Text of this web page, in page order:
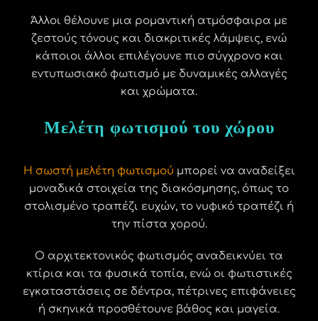
Άλλοι θέλουνε μια ρομαντική ατμόσφαιρα με
ζεστούς τόνους και διακριτικές λάμψεις, ενώ
κάποιοι άλλοι επιλέγουνε πιο σύγχρονο και
εντυπωσιακό φωτισμό με δυναμικές αλλαγές
και χρώματα.
Μελέτη φωτισμού του χώρου
Η σωστή μελέτη φωτισμού μπορεί να αναδείξει
μοναδικά στοιχεία της διακόσμησης, όπως το
στολισμένο τραπέζι ευχών, το νυφικό τραπέζι ή
την πίστα χορού.
Ο αρχιτεκτονικός φωτισμός αναδεικνύει τα
κτίρια και τα φυσικά τοπία, ενώ οι φωτιστικές
εγκαταστάσεις σε δέντρα, πέτρινες επιφάνειες
ή σκηνικά προσθέτουνε βάθος και μαγεία.